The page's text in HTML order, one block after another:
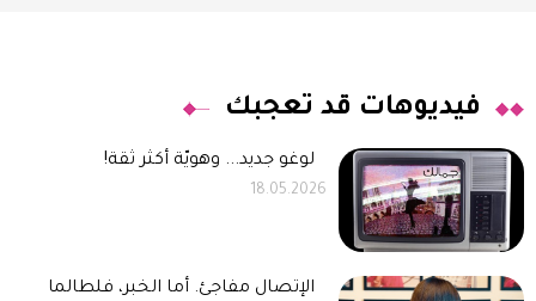
فيديوهات قد تعجبك
لوغو جديد... وهويّة أكثر ثقة!
18.05.2026
الإتصال مفاجئ. أما الخبر، فلطالما